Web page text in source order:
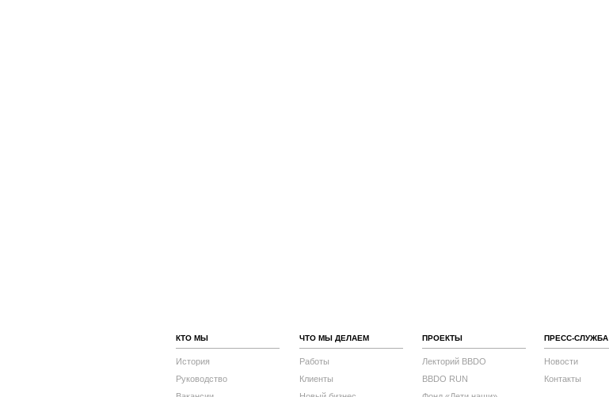
КТО МЫ
История
Руководство
ЧТО МЫ ДЕЛАЕМ
Работы
Клиенты
ПРОЕКТЫ
Лекторий BBDO
BBDO RUN
ПРЕСС-СЛУЖБА
Новости
Контакты